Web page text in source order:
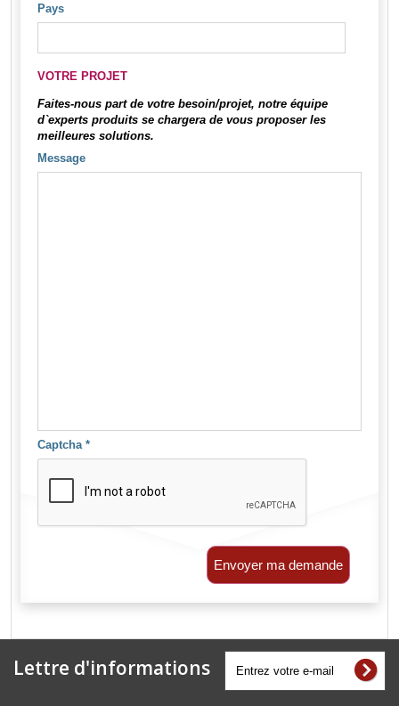
Pays
VOTRE PROJET
Faites-nous part de votre besoin/projet, notre équipe
d`experts produits se chargera de vous proposer les
meilleures solutions.
Message
Captcha *
Envoyer ma demande
Lettre d'informations